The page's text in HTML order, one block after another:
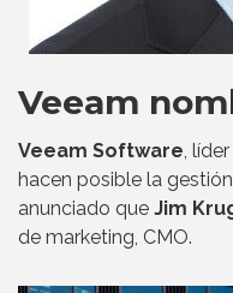
Veeam
Veeam Software ,
hacen posible la
anunciado que Jim
de marketing, CMO.